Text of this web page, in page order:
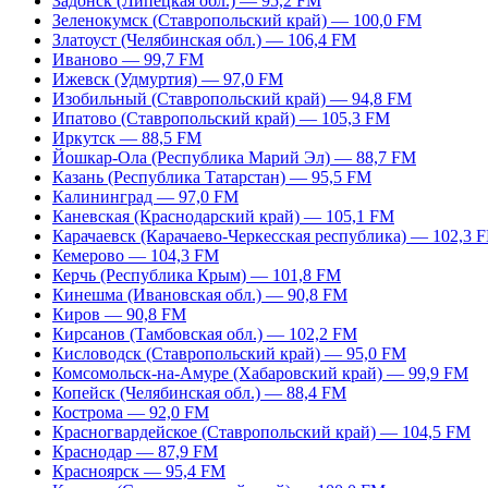
Зеленокумск (Ставропольский край) — 100,0 FM
Златоуст (Челябинская обл.) — 106,4 FM
Иваново — 99,7 FM
Ижевск (Удмуртия) — 97,0 FM
Изобильный (Ставропольский край) — 94,8 FM
Ипатово (Ставропольский край) — 105,3 FM
Иркутск — 88,5 FM
Йошкар-Ола (Республика Марий Эл) — 88,7 FM
Казань (Республика Татарстан) — 95,5 FM
Калининград — 97,0 FM
Каневская (Краснодарский край) — 105,1 FM
Карачаевск (Карачаево-Черкесская республика) — 102,3
Кемерово — 104,3 FM
Керчь (Республика Крым) — 101,8 FM
Кинешма (Ивановская обл.) — 90,8 FM
Киров — 90,8 FM
Кирсанов (Тамбовская обл.) — 102,2 FM
Кисловодск (Ставропольский край) — 95,0 FM
Комсомольск-на-Амуре (Хабаровский край) — 99,9 FM
Копейск (Челябинская обл.) — 88,4 FM
Кострома — 92,0 FM
Красногвардейское (Ставропольский край) — 104,5 FM
Краснодар — 87,9 FM
Красноярск — 95,4 FM